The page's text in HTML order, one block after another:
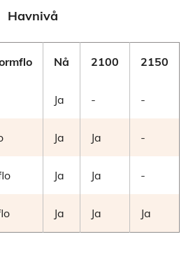
Havnivå
Nå 2100 2150
Ja - -
Ja Ja -
Ja Ja -
Ja Ja Ja